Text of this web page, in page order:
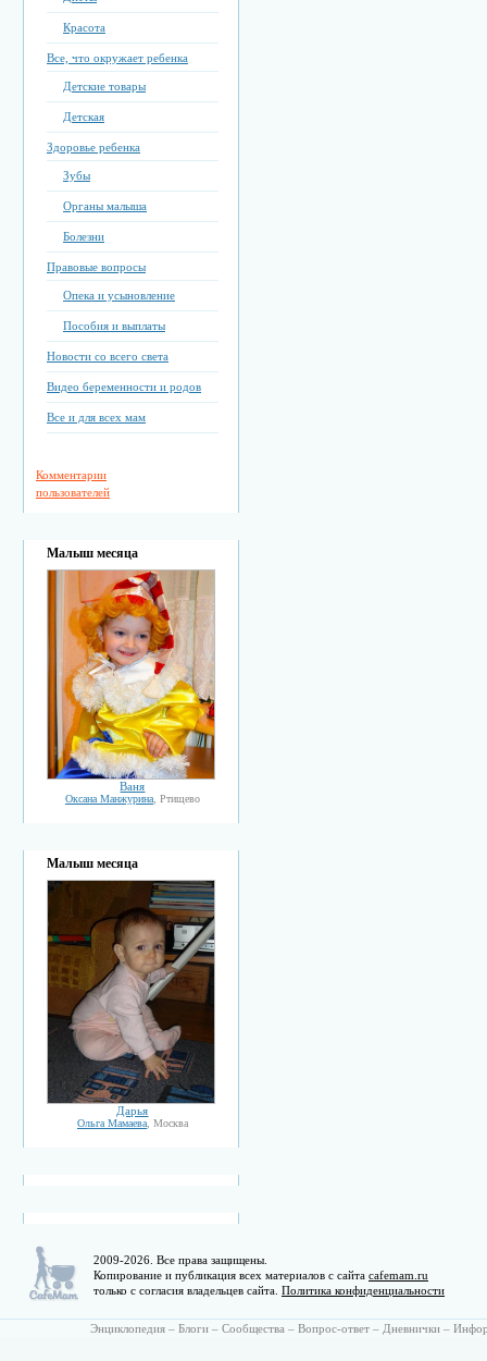
Красота
Все, что окружает ребенка
Детские товары
Детская
Здоровье ребенка
Зубы
Органы малыша
Болезни
Правовые вопросы
Опека и усыновление
Пособия и выплаты
Новости со всего света
Видео беременности и родов
Все и для всех мам
Комментарии
пользователей
Малыш месяца
Ваня
Оксана Манжурина, Ртищево
Малыш месяца
Дарья
Ольга Мамаева, Москва
2009-2026. Все права защищены.
Копирование и публикация всех материалов с сайта cafemam.ru
только с согласия владельцев сайта. Политика конфиденциальности
Энциклопедия – Блоги – Сообщества – Вопрос-ответ – Дневнички –